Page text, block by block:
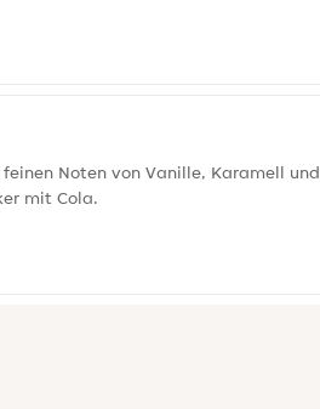
Noten von Vanille, Karamell und
mit Cola.